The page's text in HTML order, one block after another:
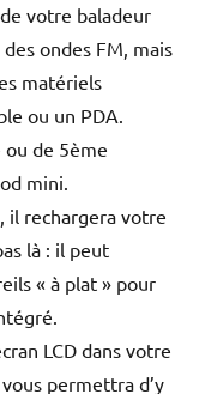
votre baladeur
ondes FM, mais
matériels
ou un PDA.
de 5ème
mini.
il rechargera votre
là : il peut
« à plat » pour
LCD dans votre
permettra d’y